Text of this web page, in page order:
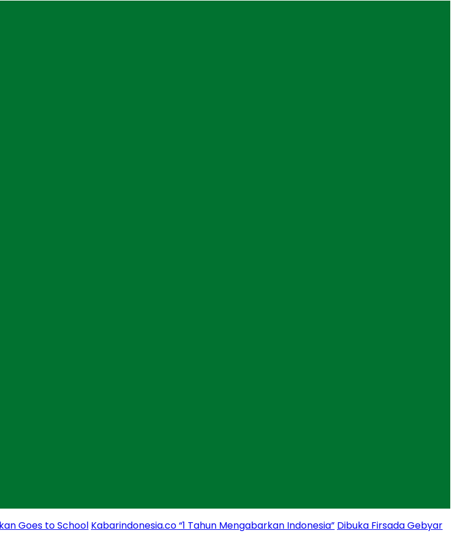
Goes to School Kabarindonesia.co “1 Tahun Mengabarkan Indonesia” Dibuka Firsada Gebyar